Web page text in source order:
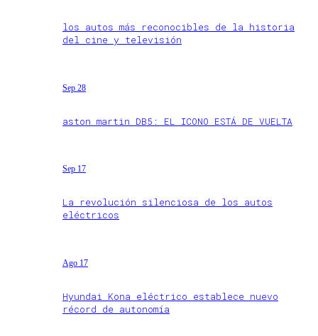
los autos más reconocibles de la historia
del cine y televisión
Sep 28
aston martin DB5: EL ICONO ESTÁ DE VUELTA
Sep 17
La revolución silenciosa de los autos
eléctricos
Ago 17
Hyundai Kona eléctrico establece nuevo
récord de autonomía